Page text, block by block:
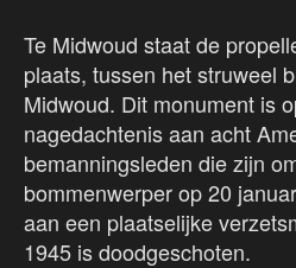
Te Midwoud staat de
plaats, tussen het struweel
Midwoud. Dit monument is
nagedachtenis aan acht
bemanningsleden die zijn
bommenwerper op 20
aan een plaatselijke
1945 is doodgeschoten.